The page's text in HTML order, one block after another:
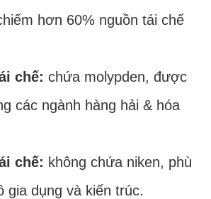
hơn 60% nguồn tái chế
chế: chứa molypden, được
các ngành hàng hải & hóa
chế: không chứa niken, phù
gia dụng và kiến trúc.